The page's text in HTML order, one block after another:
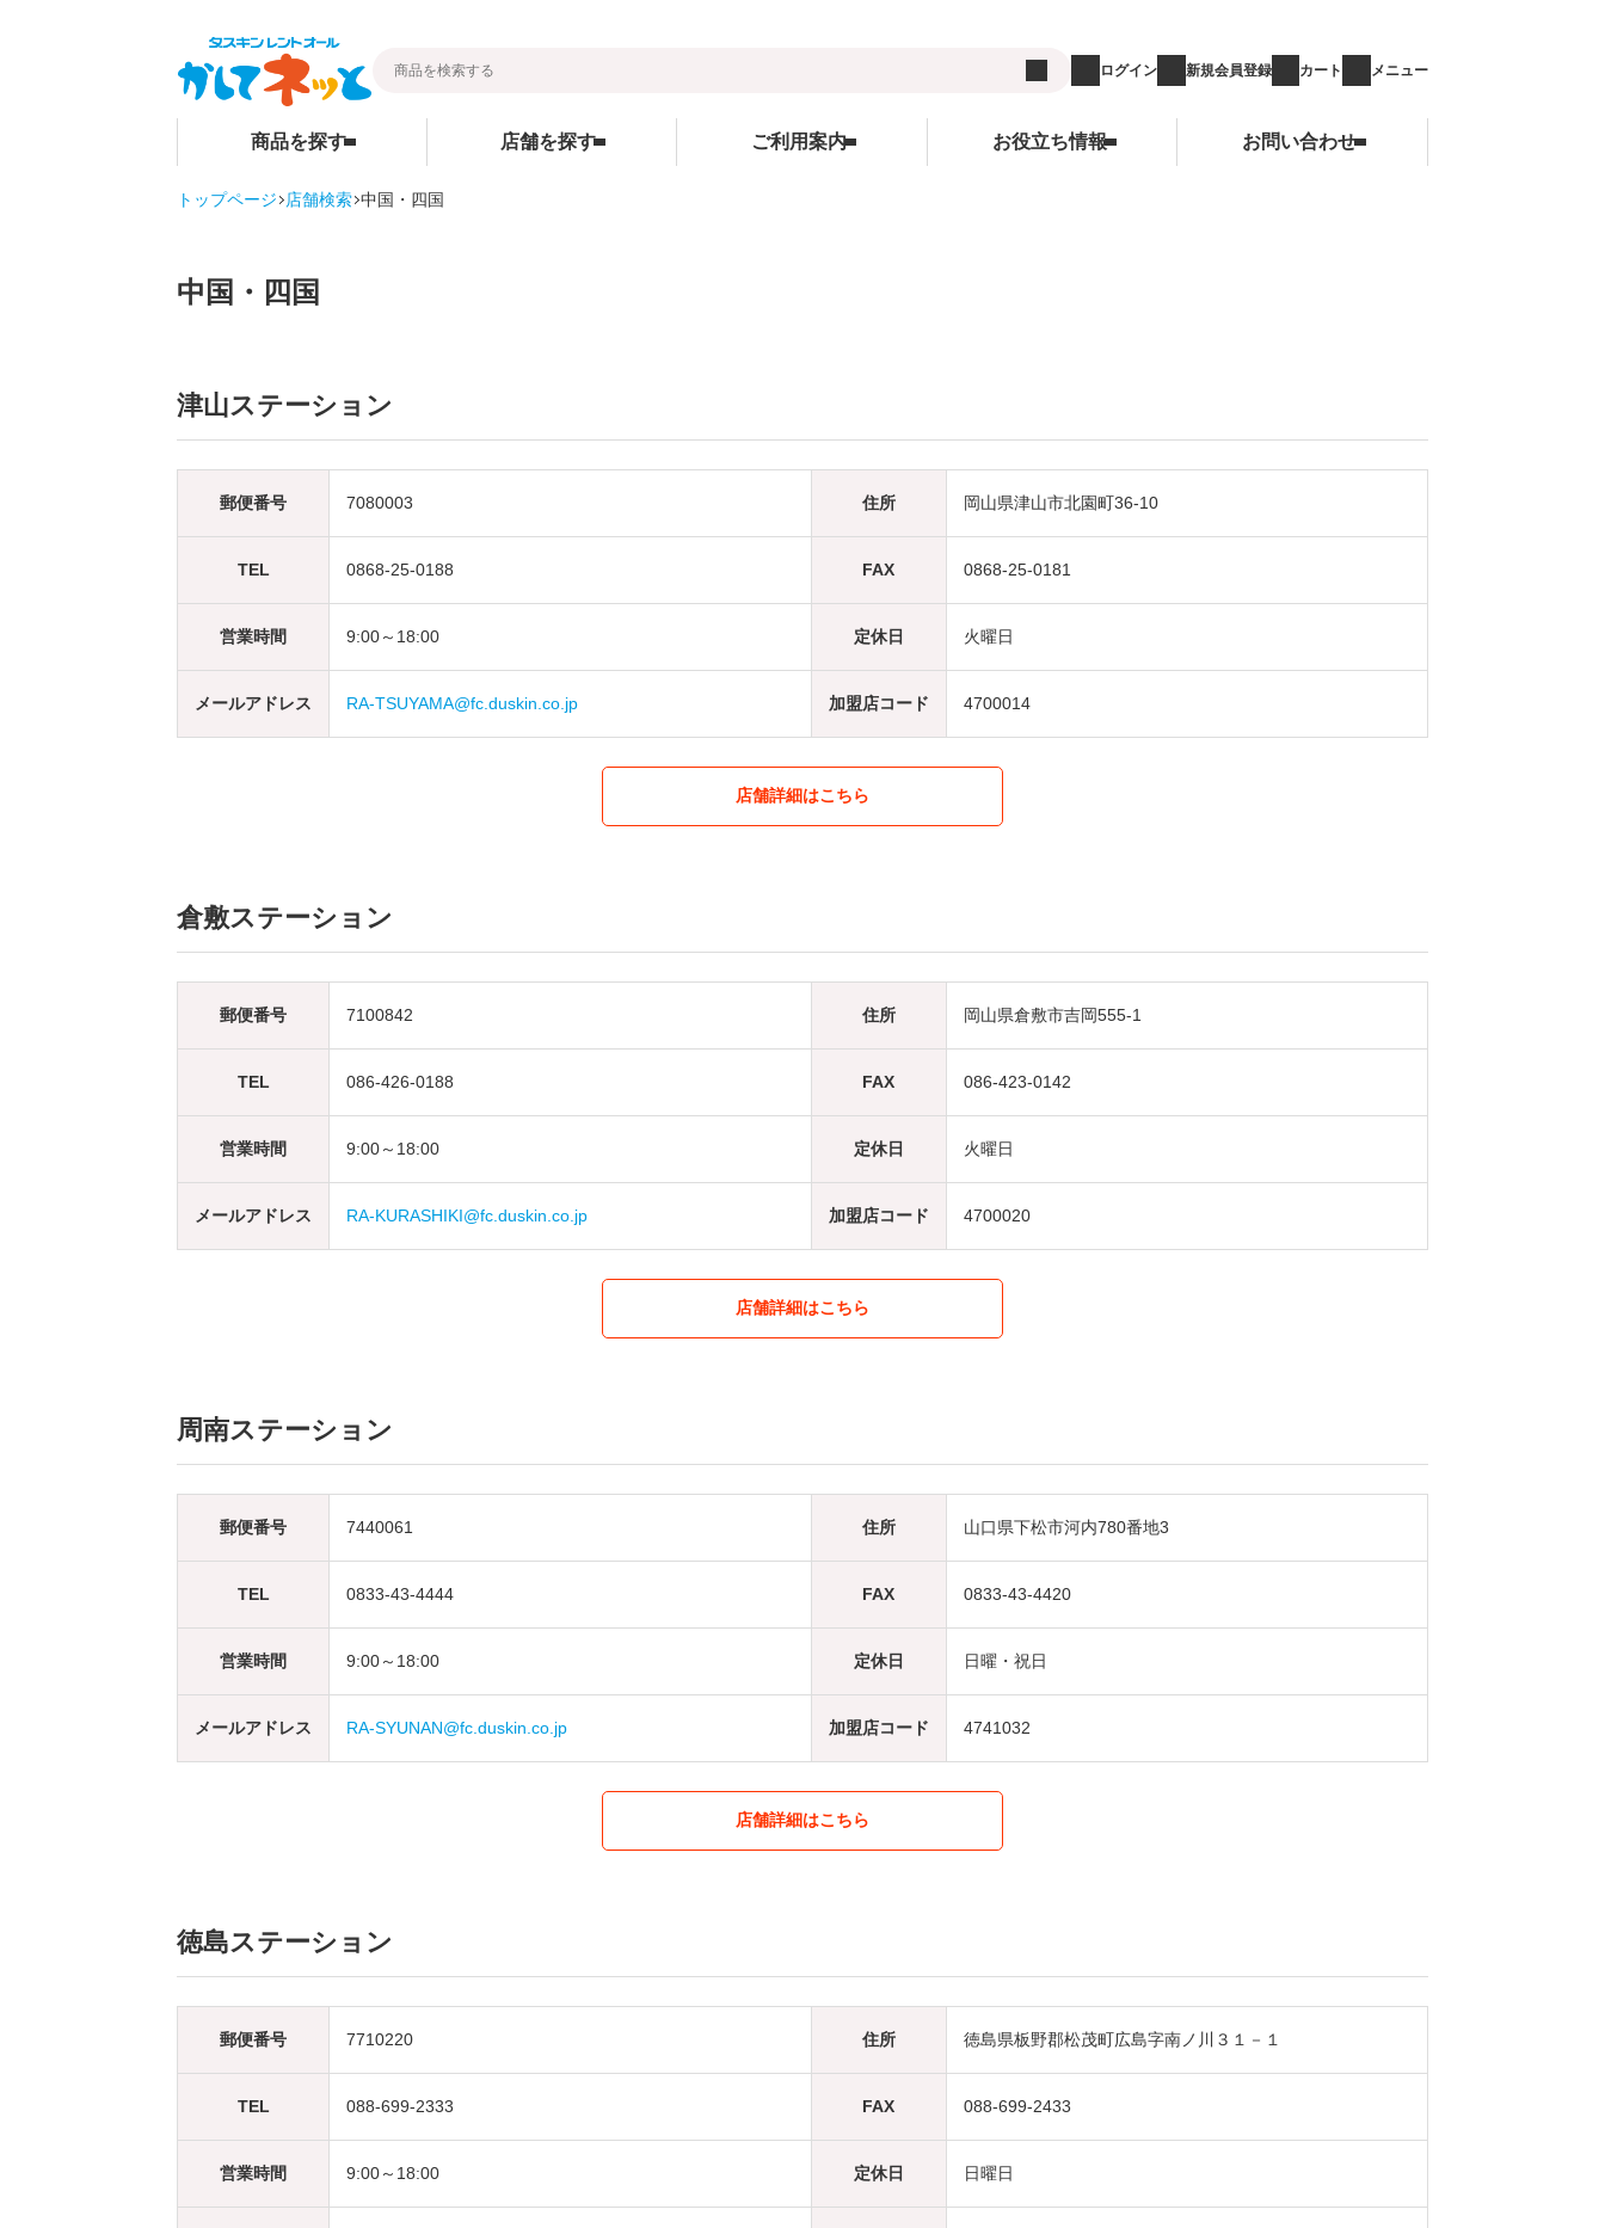
ログイン 新規会員登録 カート メニュー
商品を探す
ベビーベッド
ハイローチェア・ベビーチェア
スケール・バス
ベビーカー
お部屋・安全用品
店舗を探す ご利用案内
各種割引特典について
予約キャンセルについて
レンタル利用規約
個人情報保護方針
お役立ち情報 お問い合わせ
トップページ 店舗検索 中国・四国
中国・四国
津山ステーション
郵便番号 7080003 住所 岡山県津山市北園町36-10
TEL 0868-25-0188 FAX 0868-25-0181
営業時間 9:00～18:00 定休日 火曜日
メールアドレス RA-TSUYAMA@fc.duskin.co.jp 加盟店コード 4700014
店舗詳細はこちら
倉敷ステーション
郵便番号 7100842 住所 岡山県倉敷市吉岡555-1
TEL 086-426-0188 FAX 086-423-0142
営業時間 9:00～18:00 定休日 火曜日
メールアドレス RA-KURASHIKI@fc.duskin.co.jp 加盟店コード 4700020
店舗詳細はこちら
周南ステーション
郵便番号 7440061 住所 山口県下松市河内780番地3
TEL 0833-43-4444 FAX 0833-43-4420
営業時間 9:00～18:00 定休日 日曜・祝日
メールアドレス RA-SYUNAN@fc.duskin.co.jp 加盟店コード 4741032
店舗詳細はこちら
徳島ステーション
郵便番号 7710220 住所 徳島県板野郡松茂町広島字南ノ川３１－１
TEL 088-699-2333 FAX 088-699-2433
営業時間 9:00～18:00 定休日 日曜日